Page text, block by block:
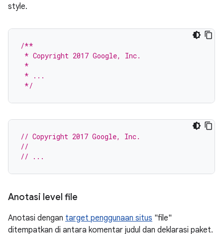
style.
/**
* Copyright 2017 Google, Inc.
*
* ...
*/
// Copyright 2017 Google, Inc.
//
// ...
Anotasi level file
Anotasi dengan target penggunaan situs "file"
ditempatkan di antara komentar judul dan deklarasi paket.